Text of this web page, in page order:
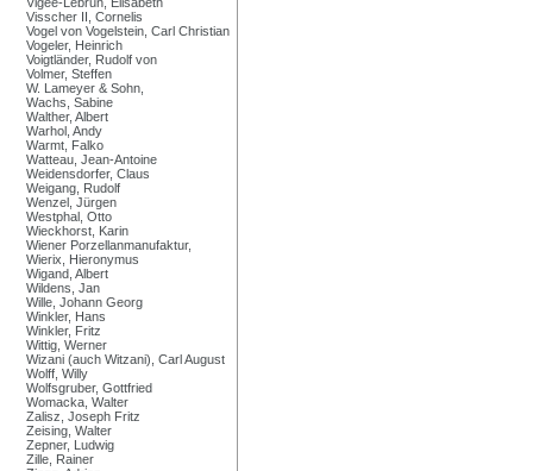
Visscher II, Cornelis
Vogel von Vogelstein, Carl Christian
Vogeler, Heinrich
Voigtländer, Rudolf von
Volmer, Steffen
W. Lameyer & Sohn,
Wachs, Sabine
Walther, Albert
Warhol, Andy
Warmt, Falko
Watteau, Jean-Antoine
Weidensdorfer, Claus
Weigang, Rudolf
Wenzel, Jürgen
Westphal, Otto
Wieckhorst, Karin
Wiener Porzellanmanufaktur,
Wierix, Hieronymus
Wigand, Albert
Wildens, Jan
Wille, Johann Georg
Winkler, Hans
Winkler, Fritz
Wittig, Werner
Wizani (auch Witzani), Carl August
Wolff, Willy
Wolfsgruber, Gottfried
Womacka, Walter
Zalisz, Joseph Fritz
Zeising, Walter
Zepner, Ludwig
Zille, Rainer